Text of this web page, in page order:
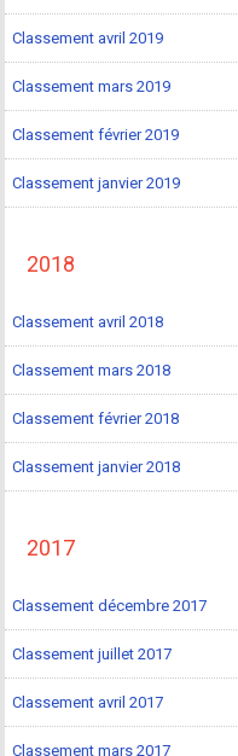
Classement avril 2019
Classement mars 2019
Classement février 2019
Classement janvier 2019
2018
Classement avril 2018
Classement mars 2018
Classement février 2018
Classement janvier 2018
2017
Classement décembre 2017
Classement juillet 2017
Classement avril 2017
Classement mars 2017